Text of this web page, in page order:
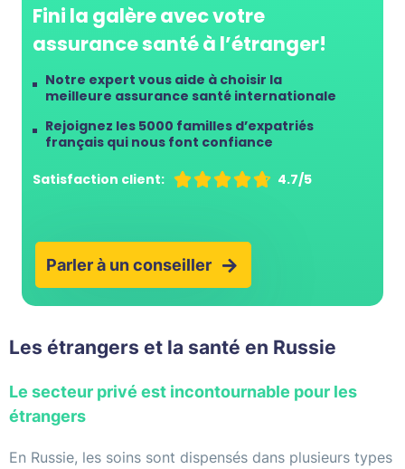
Fini la galère avec votre
assurance santé à l’étranger!
Notre expert vous aide à choisir la
meilleure assurance santé internationale
Rejoignez les 5000 familles d’expatriés
français qui nous font confiance
Satisfaction client:  4.7/5
Parler à un conseiller
Les étrangers et la santé en Russie
Le secteur privé est incontournable pour les
étrangers
En Russie, les soins sont dispensés dans plusieurs types